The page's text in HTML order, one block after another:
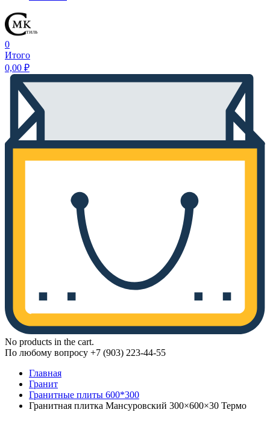
0
Итого
0,00 ₽
No products in the cart.
По любому вопросу +7 (903) 223-44-55
Главная
Гранит
Гранитные плиты 600*300
Гранитная плитка Мансуровский 300×600×30 Термо